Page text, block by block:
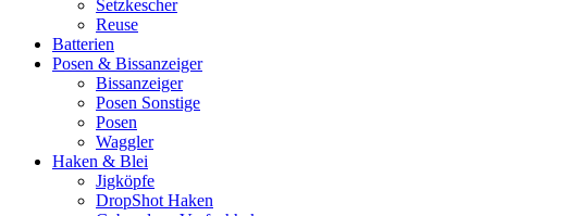
Setzkescher
Reuse
Batterien
Posen & Bissanzeiger
Bissanzeiger
Posen Sonstige
Posen
Waggler
Haken & Blei
Jigköpfe
DropShot Haken